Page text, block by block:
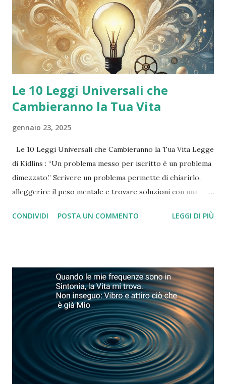
generale . Dopo il trattamento, il paziente può tornare a
casa nello stesso giorno . A cosa serve? Il Gamma Knife è
indicato per: Meningiomi Nevralgia del trigemino Metastasi
cerebrali Adenomi ipofisari Malformazioni arte...
Le 10 Leggi Universali che
Cambieranno la Tua Vita
gennaio 23, 2025
Le 10 Leggi Universali che Cambieranno la Tua Vita Legge
di Kidlins : “Un problema messo per iscritto è un problema
dimezzato.” Scrivere un problema permette di chiarirlo,
alleggerire il peso mentale e trovare soluzioni con una
qualcosa, più è probabile che accadrà.” Concentrarsi sulle
primo passo verso il cambiamento autentico e la
trasformazione personale. Legge del Talmud : “Non vedi le
cose per come sono, le vedi per come sei.” La realtà è uno
specchio del nostro stato interiore. Cambiando il nostro
punto di vista, cambiamo anche ciò che percepiamo. Legge
di Parkinson : “Il lavoro si espande fino a riempire il tempo
che gli assegni.” Le attività tendono ad occupare tutto il
tempo disponibile. Organizza il tuo tempo co...
CONDIVIDI POSTA UN COMMENTO LEGGI DI PIÙ